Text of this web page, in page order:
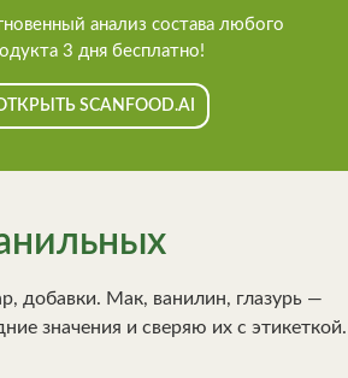
анализ состава любого
3 дня бесплатно!
SCANFOOD.AI
добавки. Мак, ванилин, глазурь —
значения и сверяю их с этикеткой.